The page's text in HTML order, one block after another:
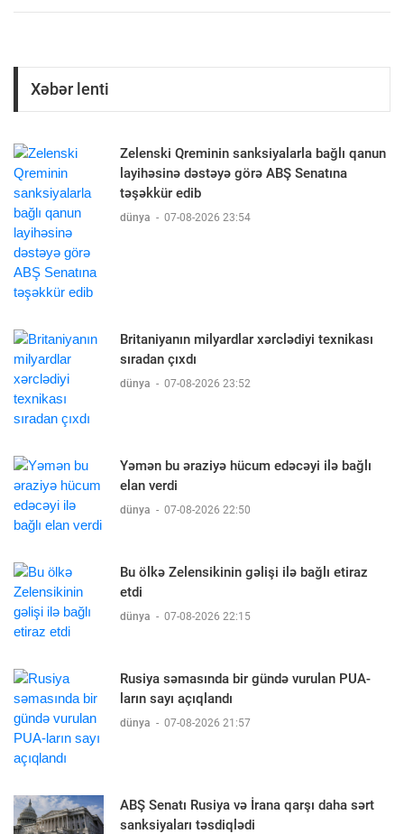
Xəbər lenti
Zelenski Qreminin sanksiyalarla bağlı qanun
layihəsinə dəstəyə görə ABŞ Senatına
təşəkkür edib
dünya - 07-08-2026 23:54
Britaniyanın milyardlar xərclədiyi texnikası
sıradan çıxdı
dünya - 07-08-2026 23:52
Yəmən bu əraziyə hücum edəcəyi ilə bağlı
elan verdi
dünya - 07-08-2026 22:50
Bu ölkə Zelensikinin gəlişi ilə bağlı etiraz
etdi
dünya - 07-08-2026 22:15
Rusiya səmasında bir gündə vurulan PUA-
ların sayı açıqlandı
dünya - 07-08-2026 21:57
ABŞ Senatı Rusiya və İrana qarşı daha sərt
sanksiyaları təsdiqlədi